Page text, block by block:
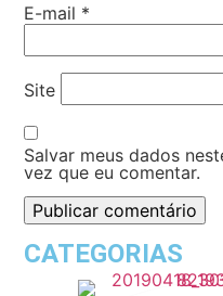
E-mail *
Site
Salvar meus dados
vez que eu comentar.
CATEGORIAS